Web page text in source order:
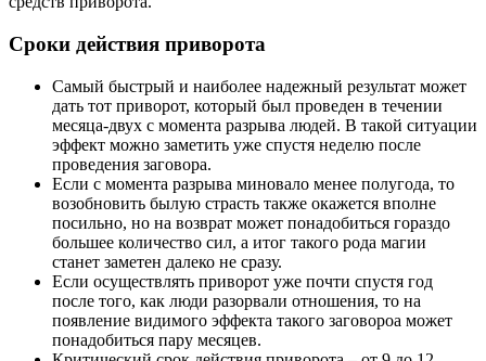
Сроки действия приворота
Самый быстрый и наиболее надежный результат может
дать тот приворот, который был проведен в течении
месяца-двух с момента разрыва людей. В такой ситуации
эффект можно заметить уже спустя неделю после
проведения заговора.
Если с момента разрыва миновало менее полугода, то
возобновить былую страсть также окажется вполне
посильно, но на возврат может понадобиться гораздо
большее количество сил, а итог такого рода магии
станет заметен далеко не сразу.
Если осуществлять приворот уже почти спустя год
после того, как люди разорвали отношения, то на
появление видимого эффекта такого заговороа может
понадобиться пару месяцев.